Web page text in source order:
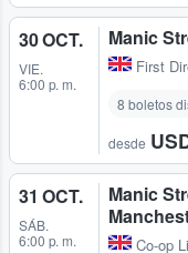
30 OCT.
VIE.
6:00 p. m.
Manic
First
8 boletos
desde
31 OCT.
SÁB.
6:00 p. m.
Manic
Co-op